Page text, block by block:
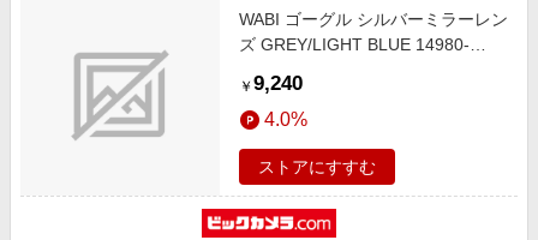
WABI ゴーグル シルバーミラーレン
ズ GREY/LIGHT BLUE 14980-
￥ 9,240
4.0%
ストアにすすむ